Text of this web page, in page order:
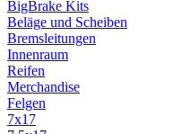
BigBrake Kits
Beläge und Scheiben
Bremsleitungen
Innenraum
Reifen
Merchandise
Felgen
7x17